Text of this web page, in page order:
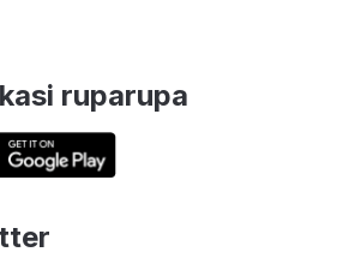
ruparupa